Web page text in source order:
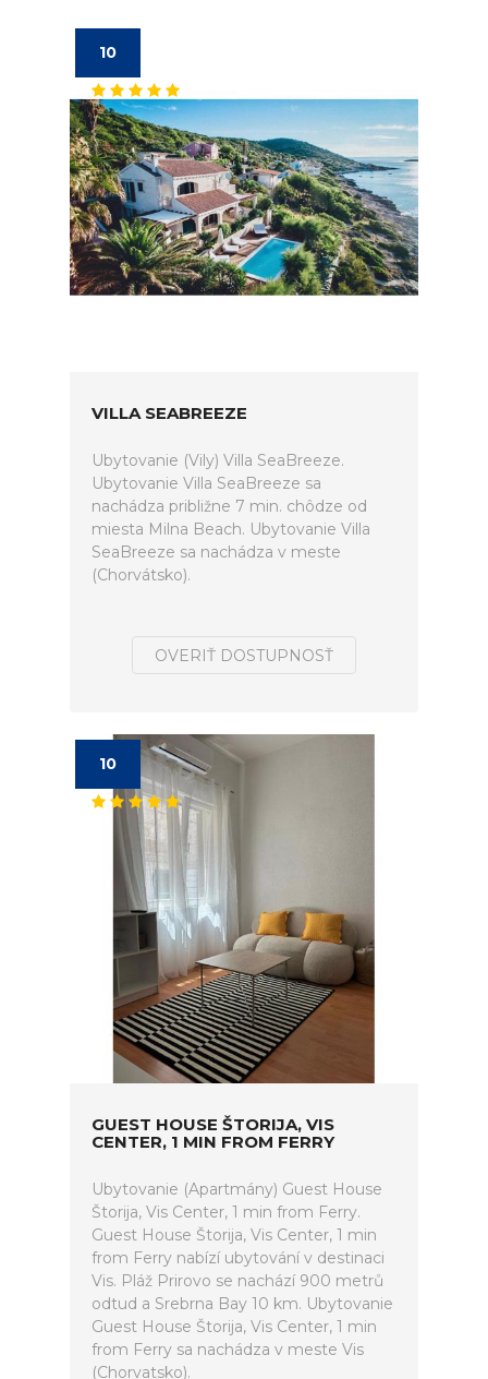
10
VILLA SEABREEZE
Ubytovanie (Vily) Villa SeaBreeze.
Ubytovanie Villa SeaBreeze sa
nachádza približne 7 min. chôdze od
miesta Milna Beach. Ubytovanie Villa
SeaBreeze sa nachádza v meste
(Chorvátsko).
OVERIŤ DOSTUPNOSŤ
10
GUEST HOUSE ŠTORIJA, VIS
CENTER, 1 MIN FROM FERRY
Ubytovanie (Apartmány) Guest House
Štorija, Vis Center, 1 min from Ferry.
Guest House Štorija, Vis Center, 1 min
from Ferry nabízí ubytování v destinaci
Vis. Pláž Prirovo se nachází 900 metrů
odtud a Srebrna Bay 10 km. Ubytovanie
Guest House Štorija, Vis Center, 1 min
from Ferry sa nachádza v meste Vis
(Chorvatsko).